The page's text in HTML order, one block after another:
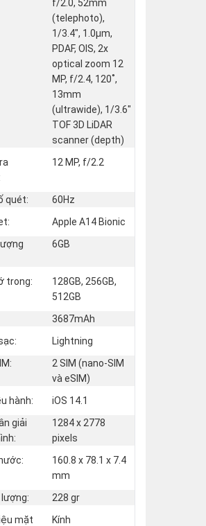
f/2.0, 52mm
(telephoto),
1/3.4", 1.0µm,
PDAF, OIS, 2x
optical zoom 12
MP, f/2.4, 120˚,
13mm
(ultrawide), 1/3.6"
TOF 3D LiDAR
scanner (depth)
12 MP, f/2.2
quét:
60Hz
Apple A14 Bionic
6GB
trong:
128GB, 256GB,
512GB
3687mAh
Lightning
2 SIM (nano‑SIM
và eSIM)
hành:
iOS 14.1
giải
1284 x 2778
pixels
160.8 x 78.1 x 7.4
mm
228 gr
mặt
Kính